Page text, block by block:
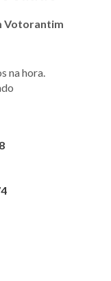
Votorantim
na hora.